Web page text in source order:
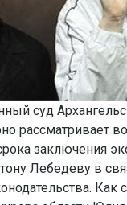
суд
рассматривает
заключения
Лебедеву в